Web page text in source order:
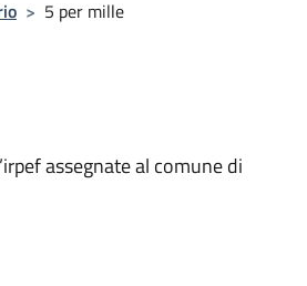
> 5 per mille
assegnate al comune di